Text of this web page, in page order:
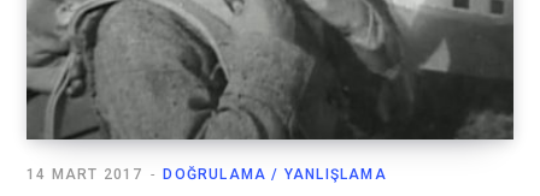
DOĞRULAMA / YANLIŞLAMA
14 MART 2017